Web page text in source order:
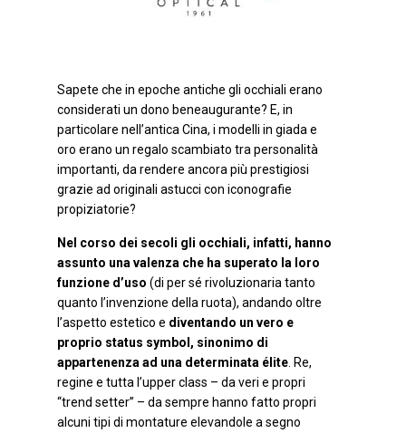
Sapete che in epoche antiche gli occhiali erano
considerati un dono beneaugurante? E, in
particolare nell’antica Cina, i modelli in giada e
oro erano un regalo scambiato tra personalità
importanti, da rendere ancora più prestigiosi
grazie ad originali astucci con iconografie
propiziatorie?
Nel corso dei secoli gli occhiali, infatti, hanno
assunto una valenza che ha superato la loro
funzione d’uso (di per sé rivoluzionaria tanto
quanto l’invenzione della ruota), andando oltre
l’aspetto estetico e diventando un vero e
proprio status symbol, sinonimo di
appartenenza ad una determinata élite . Re,
regine e tutta l’upper class – da veri e propri
“trend setter” – da sempre hanno fatto propri
alcuni tipi di montature elevandole a segno